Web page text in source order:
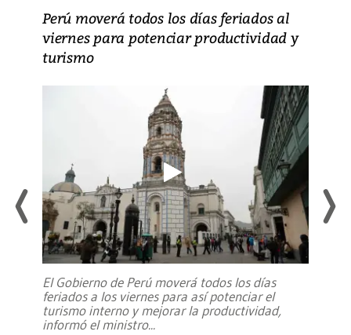
Perú moverá todos los días feriados al
viernes para potenciar productividad y
turismo
El Gobierno de Perú moverá todos los días
feriados a los viernes para así potenciar el
turismo interno y mejorar la productividad,
informó el ministro...